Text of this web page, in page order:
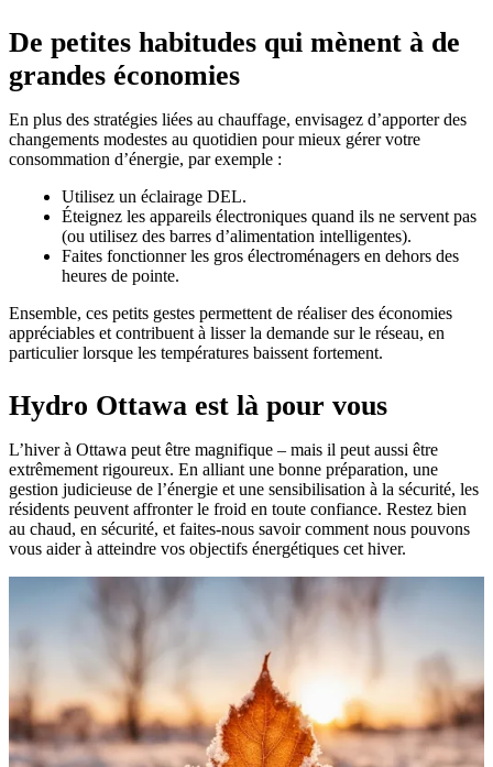
De petites habitudes qui mènent à de
grandes économies
En plus des stratégies liées au chauffage, envisagez d’apporter des
changements modestes au quotidien pour mieux gérer votre
consommation d’énergie, par exemple :
Utilisez un éclairage DEL.
Éteignez les appareils électroniques quand ils ne servent pas
(ou utilisez des barres d’alimentation intelligentes).
Faites fonctionner les gros électroménagers en dehors des
heures de pointe.
Ensemble, ces petits gestes permettent de réaliser des économies
appréciables et contribuent à lisser la demande sur le réseau, en
particulier lorsque les températures baissent fortement.
Hydro Ottawa est là pour vous
L’hiver à Ottawa peut être magnifique – mais il peut aussi être
extrêmement rigoureux. En alliant une bonne préparation, une
gestion judicieuse de l’énergie et une sensibilisation à la sécurité, les
résidents peuvent affronter le froid en toute confiance. Restez bien
au chaud, en sécurité, et faites-nous savoir comment nous pouvons
vous aider à atteindre vos objectifs énergétiques cet hiver.